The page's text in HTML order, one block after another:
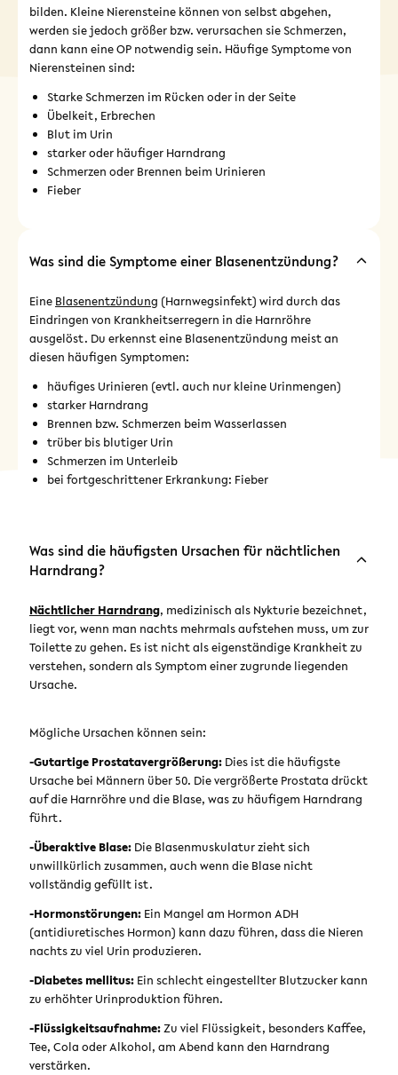
bilden. Kleine Nierensteine können von selbst abgehen,
werden sie jedoch größer bzw. verursachen sie Schmerzen,
dann kann eine OP notwendig sein. Häufige Symptome von
Nierensteinen sind:
Starke Schmerzen im Rücken oder in der Seite
Übelkeit, Erbrechen
Blut im Urin
starker oder häufiger Harndrang
Schmerzen oder Brennen beim Urinieren
Fieber
Was sind die Symptome einer Blasenentzündung?
Eine Blasenentzündung (Harnwegsinfekt) wird durch das
Eindringen von Krankheitserregern in die Harnröhre
ausgelöst. Du erkennst eine Blasenentzündung meist an
diesen häufigen Symptomen:
häufiges Urinieren (evtl. auch nur kleine Urinmengen)
starker Harndrang
Brennen bzw. Schmerzen beim Wasserlassen
trüber bis blutiger Urin
Schmerzen im Unterleib
bei fortgeschrittener Erkrankung: Fieber
Was sind die häufigsten Ursachen für nächtlichen
Harndrang?
Nächtlicher Harndrang, medizinisch als Nykturie bezeichnet,
liegt vor, wenn man nachts mehrmals aufstehen muss, um zur
Toilette zu gehen. Es ist nicht als eigenständige Krankheit zu
verstehen, sondern als Symptom einer zugrunde liegenden
Ursache.
Mögliche Ursachen können sein:
-Gutartige Prostatavergrößerung: Dies ist die häufigste
Ursache bei Männern über 50. Die vergrößerte Prostata drückt
auf die Harnröhre und die Blase, was zu häufigem Harndrang
führt.
-Überaktive Blase: Die Blasenmuskulatur zieht sich
unwillkürlich zusammen, auch wenn die Blase nicht
vollständig gefüllt ist.
-Hormonstörungen: Ein Mangel am Hormon ADH
(antidiuretisches Hormon) kann dazu führen, dass die Nieren
nachts zu viel Urin produzieren.
-Diabetes mellitus: Ein schlecht eingestellter Blutzucker kann
zu erhöhter Urinproduktion führen.
-Flüssigkeitsaufnahme:Zu viel Flüssigkeit, besonders Kaffee,
Tee, Cola oder Alkohol, am Abend kann den Harndrang
verstärken.